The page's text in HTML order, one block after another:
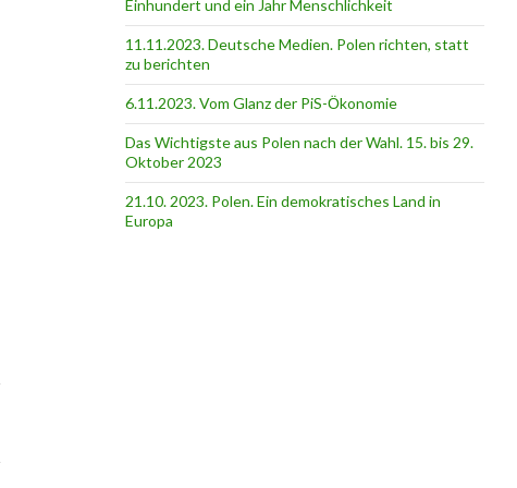
Einhundert und ein Jahr Menschlichkeit
11.11.2023. Deutsche Medien. Polen richten, statt
zu berichten
6.11.2023. Vom Glanz der PiS-Ӧkonomie
Das Wichtigste aus Polen nach der Wahl. 15. bis 29.
Oktober 2023
21.10. 2023. Polen. Ein demokratisches Land in
Europa